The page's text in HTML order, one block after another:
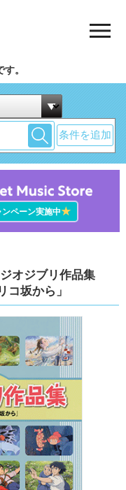
。
条件を追加
ンペーン実施中★
オジブリ作品集
コ坂から」